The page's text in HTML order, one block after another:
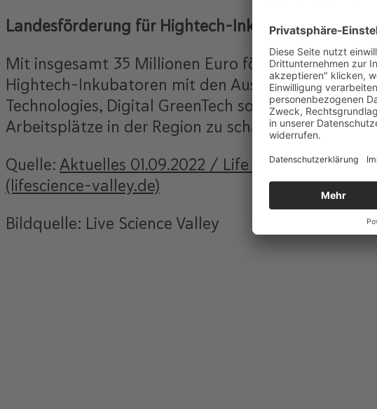
Landesförderung für Hightech-Inkubatoren
Mit insgesamt 35 Millionen Euro fördert das Land
Hightech-Inkubatoren mit den Ausrichtungen
Technologies, Digital GreenTech sowie Farm,
Arbeitsplätze in der Region zu schaffen und
Quelle: Aktuelles 01.09.2022 / Life Science Valley
(lifescience-valley.de)
Bildquelle: Live Science Valley